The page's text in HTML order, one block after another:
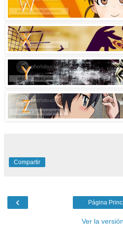
Compartir
‹ Página
Ver la